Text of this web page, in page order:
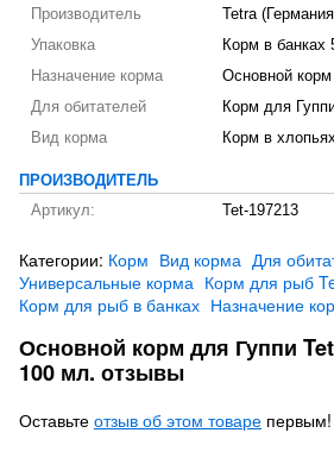
Производитель
Tetra
Упаковка
Корм в банках
Назначение корма
Основной корм
Для обитателей
Корм для
Вид корма
Корм в
ПРОИЗВОДИТЕЛЬ
Артикул:
Tet-197213
Категории: Корм Вид корма Для
Универсальные корма Корм для рыб
Корм для рыб в банках Назначение
Основной корм для Гуппи
100 мл. отзывы
Оставьте отзыв об этом товаре первым!